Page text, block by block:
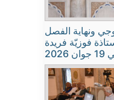
ونهاية الفصل
فوزيّة فريدة